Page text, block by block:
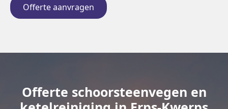
Offerte aanvragen
Offerte schoorsteenvegen en